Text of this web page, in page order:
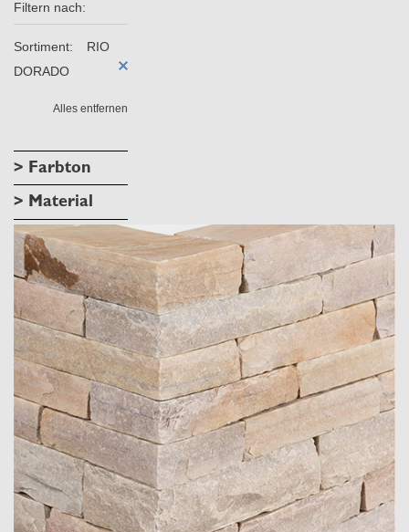
Filtern nach:
Sortiment:
RIO
DORADO
Alles entfernen
> Farbton
> Material